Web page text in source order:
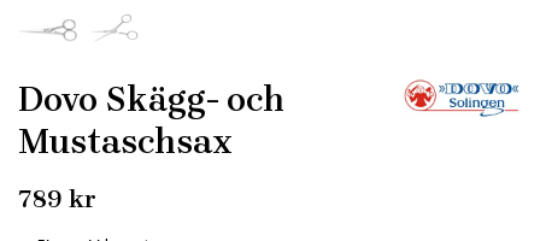
Dovo Skägg- och
Mustaschsax
789 kr